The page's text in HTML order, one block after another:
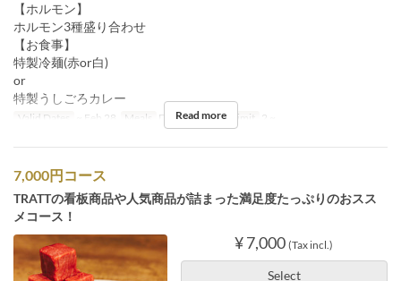
【ホルモン】
ホルモン3種盛り合わせ
【お食事】
特製冷麺(赤or白)
or
特製うしごろカレー
Valid Dates ~ Feb 28 Meals Dinner Order Limit 2 ~
Read more
7,000円コース
TRATTの看板商品や人気商品が詰まった満足度たっぷりのおスス
メコース！
¥ 7,000 (Tax incl.)
Select